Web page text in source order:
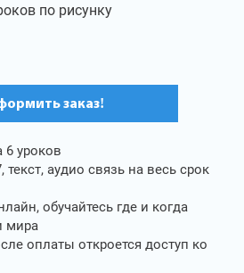
по рисунку
заказ!
6 уроков
текст, аудио связь на весь срок
обучайтесь где и когда
мира
оплаты откроется доступ ко